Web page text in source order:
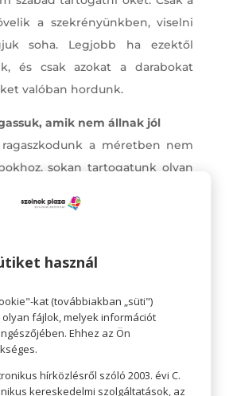
a szekrényünkben, viselni
soha. Legjobb ha ezektől
és csak azokat a darabokat
valóban hordunk.
amik nem állnak jól
a méretben nem
sokan tartogatunk olyan
jól nekünk. Gyakran szeszélyből
viseli, és úgy gondoljuk, hogy
nem vesszük ki a szekrényből.
egy ruhadarab nem tesz
és nem kényelmes, az
illik se a stílusunkhoz, se a
használ
kat (továbbiakban „süti")
olyan fájlok, melyek információt
Ehhez az Ön
hírközlésről szóló 2003. évi C.
kereskedelmi szolgáltatások, az